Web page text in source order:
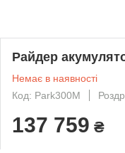
Райдер
Немає в наявності
Код: Park300M
137 759 ₴